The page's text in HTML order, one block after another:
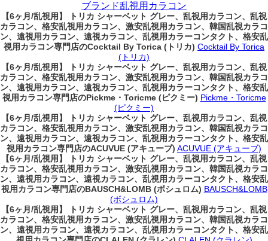
ブランド乱視用カラコン
【6ヶ月/乱視用】 トリカ シャーベット グレー、乱視用カラコン、乱視
カラコン、格安乱視用カラコン、激安乱視用カラコン、韓国乱視カラコ
ン、遠視用カラコン、遠視カラコン、乱視用カラーコンタクト、格安乱
視用カラコン専門店のCocktail By Torica (トリカ) Cocktail By Torica
(トリカ)
【6ヶ月/乱視用】 トリカ シャーベット グレー、乱視用カラコン、乱視
カラコン、格安乱視用カラコン、激安乱視用カラコン、韓国乱視カラコ
ン、遠視用カラコン、遠視カラコン、乱視用カラーコンタクト、格安乱
視用カラコン専門店のPickme・Toricme (ピクミー) Pickme・Toricme
(ピクミー)
【6ヶ月/乱視用】 トリカ シャーベット グレー、乱視用カラコン、乱視
カラコン、格安乱視用カラコン、激安乱視用カラコン、韓国乱視カラコ
ン、遠視用カラコン、遠視カラコン、乱視用カラーコンタクト、格安乱
視用カラコン専門店のACUVUE (アキューブ) ACUVUE (アキューブ)
【6ヶ月/乱視用】 トリカ シャーベット グレー、乱視用カラコン、乱視
カラコン、格安乱視用カラコン、激安乱視用カラコン、韓国乱視カラコ
ン、遠視用カラコン、遠視カラコン、乱視用カラーコンタクト、格安乱
視用カラコン専門店のBAUSCH&LOMB (ボシュロム) BAUSCH&LOMB
(ボシュロム)
【6ヶ月/乱視用】 トリカ シャーベット グレー、乱視用カラコン、乱視
カラコン、格安乱視用カラコン、激安乱視用カラコン、韓国乱視カラコ
ン、遠視用カラコン、遠視カラコン、乱視用カラーコンタクト、格安乱